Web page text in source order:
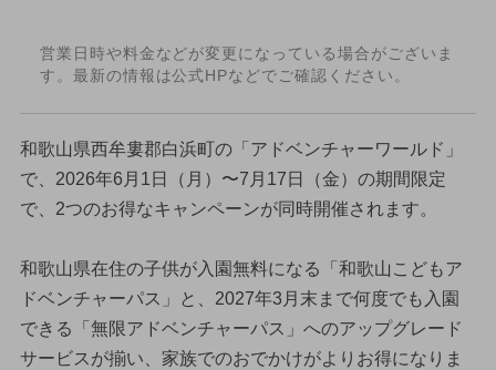
営業日時や料金などが変更になっている場合がございま
す。最新の情報は公式HPなどでご確認ください。
和歌山県西牟婁郡白浜町の「アドベンチャーワールド」
で、2026年6月1日（月）〜7月17日（金）の期間限定
で、2つのお得なキャンペーンが同時開催されます。
和歌山県在住の子供が入園無料になる「和歌山こどもア
ドベンチャーパス」と、2027年3月末まで何度でも入園
できる「無限アドベンチャーパス」へのアップグレード
サービスが揃い、家族でのおでかけがよりお得になりま